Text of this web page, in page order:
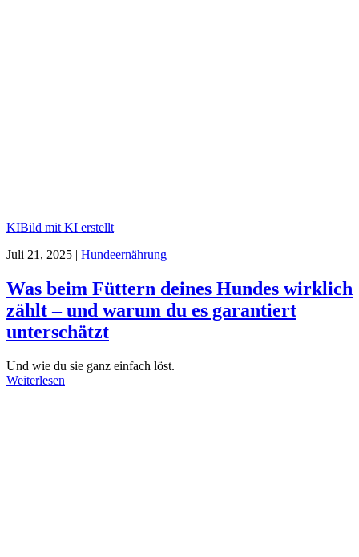
KIBild mit KI erstellt
Juli 21, 2025 | Hundeernährung
Was beim Füttern deines Hundes wirklich
zählt – und warum du es garantiert
unterschätzt
Und wie du sie ganz einfach löst.
Weiterlesen